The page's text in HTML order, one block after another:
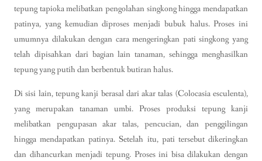
tepung tapioka melibatkan pengolahan singkong hingga mendapatkan
patinya, yang kemudian diproses menjadi bubuk halus. Proses ini
umumnya dilakukan dengan cara mengeringkan pati singkong yang
telah dipisahkan dari bagian lain tanaman, sehingga menghasilkan
tepung yang putih dan berbentuk butiran halus.
Di sisi lain, tepung kanji berasal dari akar talas (Colocasia esculenta),
yang merupakan tanaman umbi. Proses produksi tepung kanji
melibatkan pengupasan akar talas, pencucian, dan penggilingan
hingga mendapatkan patinya. Setelah itu, pati tersebut dikeringkan
dan dihancurkan menjadi tepung. Proses ini bisa dilakukan dengan